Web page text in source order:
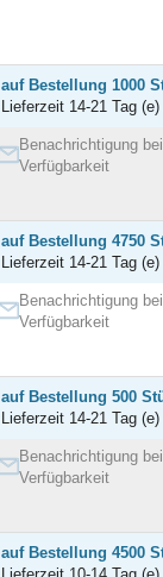
auf Bestellung 1000
Lieferzeit 14-21 Tag (e)
Benachrichtigung bei
Verfügbarkeit
auf Bestellung 4750
Lieferzeit 14-21 Tag (e)
Benachrichtigung bei
Verfügbarkeit
auf Bestellung 500
Lieferzeit 14-21 Tag (e)
Benachrichtigung bei
Verfügbarkeit
auf Bestellung 4500